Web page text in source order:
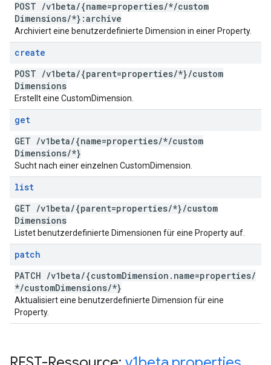
POST /v1beta/{name=properties/*/custom
Dimensions/*}:archive
Archiviert eine benutzerdefinierte Dimension in einer Property.
create
POST /v1beta/{parent=properties/*}/custom
Dimensions
Erstellt eine CustomDimension.
get
GET /v1beta/{name=properties/*/custom
Dimensions/*}
Sucht nach einer einzelnen CustomDimension.
list
GET /v1beta/{parent=properties/*}/custom
Dimensions
Listet benutzerdefinierte Dimensionen für eine Property auf.
patch
PATCH /v1beta/{customDimension . name=properties/
*/customDimensions/*}
Aktualisiert eine benutzerdefinierte Dimension für eine
Property.